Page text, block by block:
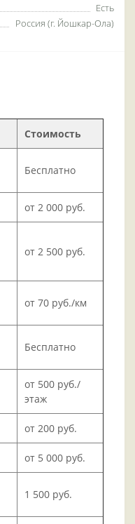
Есть
Россия (г. Йошкар-Ола)
Стоимость
Бесплатно
от 2 000 руб.
от 2 500 руб.
от 70 руб./км
Бесплатно
от 500 руб./
этаж
от 200 руб.
от 5 000 руб.
1 500 руб.